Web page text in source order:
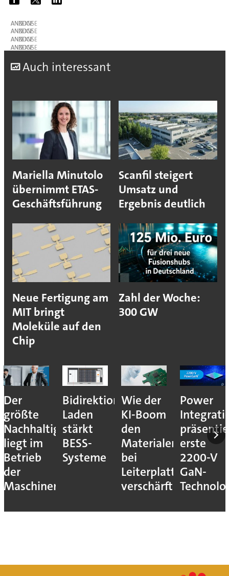
ANZEIGE
ANZEIGE
ANZEIGE
ANZEIGE
Auch interessant
Mariella Minutolo
übernimmt ETAS-
Geschäftsführung
Scanfil steigert
Umsatz und
Ergebnis deutlich
Neue Fertigung am
MIT bringt
Moleküle auf den
Chip
Zahl der Woche:
300 GW
Der
größte
Nachhaltigkeitshebel
liegt im
Betrieb
der
Maschinen
Bidirektionales
Laden
stärkt
BESS-
Systeme
Wie der
KI-Boom
den
Materialengpass
bei
Leiterplatten
verschärft
Power
erste
2200-V
GaN-